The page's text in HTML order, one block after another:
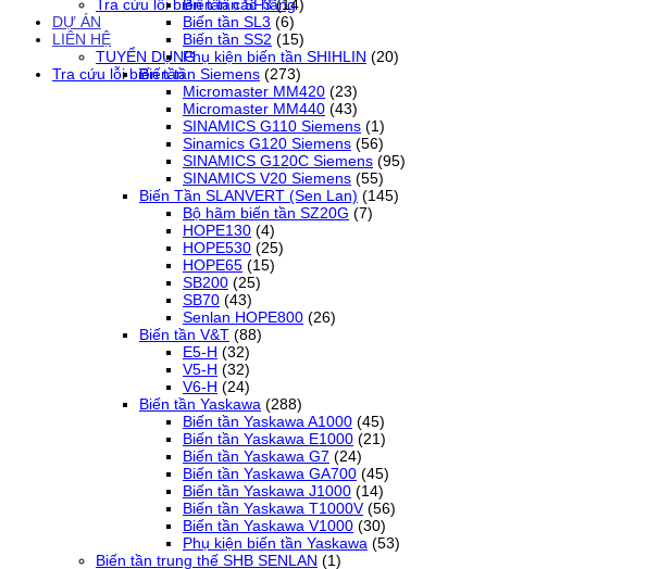
Tra cứu lỗi biến tần các hãng
DỰ ÁN
LIÊN HỆ
TUYỂN DỤNG
Tra cứu lỗi biến tần
Biến tần SF3 (14)
Biến tần SL3 (6)
Biến tần SS2 (15)
Phụ kiện biến tần SHIHLIN (20)
Biến tần Siemens (273)
Micromaster MM420 (23)
Micromaster MM440 (43)
SINAMICS G110 Siemens (1)
Sinamics G120 Siemens (56)
SINAMICS G120C Siemens (95)
SINAMICS V20 Siemens (55)
Biến Tần SLANVERT (Sen Lan) (145)
Bộ hãm biến tần SZ20G (7)
HOPE130 (4)
HOPE530 (25)
HOPE65 (15)
SB200 (25)
SB70 (43)
Senlan HOPE800 (26)
Biến tần V&T (88)
E5-H (32)
V5-H (32)
V6-H (24)
Biến tần Yaskawa (288)
Biến tần Yaskawa A1000 (45)
Biến tần Yaskawa E1000 (21)
Biến tần Yaskawa G7 (24)
Biến tần Yaskawa GA700 (45)
Biến tần Yaskawa J1000 (14)
Biến tần Yaskawa T1000V (56)
Biến tần Yaskawa V1000 (30)
Phụ kiện biến tần Yaskawa (53)
Biến tần trung thế SHB SENLAN (1)